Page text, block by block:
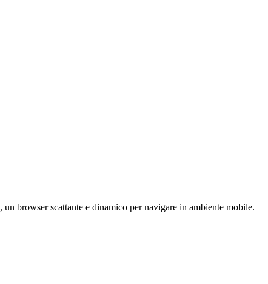
, un browser scattante e dinamico per navigare in ambiente mobile.